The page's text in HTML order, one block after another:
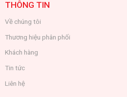
THÔNG TIN
Về chúng tôi
Thương hiệu phân phối
Khách hàng
Tin tức
Liên hệ